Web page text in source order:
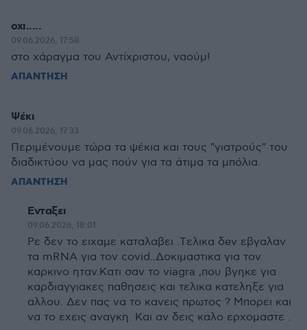
οχι.....
09.06.2026, 17:58
στο χάραγμα του Αντίχριστου, ναούμ!
ΑΠΑΝΤΗΣΗ
Ψέκι
09.06.2026, 17:33
Περιμένουμε τώρα τα ψέκια και τους "γιατρούς" του
διαδικτύου να μας πούν για τα άτιμα τα μπόλια.
ΑΠΑΝΤΗΣΗ
Ενταξει
09.06.2026, 18:01
Ρε δεν το ειχαμε καταλαβει .Tελικα δeν εβγαλαν
τα mRNA για τον covid..Δοκιμαστικα για τον
καρκινο ηταν.Κατι σαν το viagra ,που βγηκε για
καρδιαγγιακες παθησεις και τελικα κατεληξε για
αλλου. Δεν πας να το κανεις πρωτος ? Μπορει και
να το εχεις αναγκη. Και αν δεις καλο ερχομαστε .